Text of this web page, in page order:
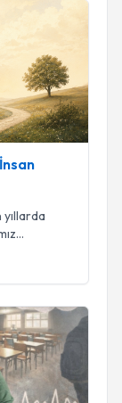
Değişiyor
yıllarda
...
ve Tedavi